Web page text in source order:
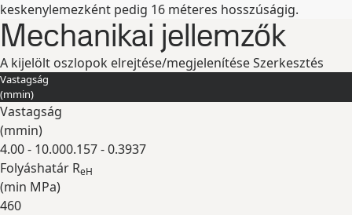
keskenylemezként pedig 16 méteres hosszúságig.
Mechanikai jellemzők
A kijelölt oszlopok elrejtése/megjelenítéseSzerkesztés
Vastagság
(mmin)
Vastagság
(mmin)
4.00 - 10.000.157 - 0.3937
Folyáshatár ReH
(min MPa)
460